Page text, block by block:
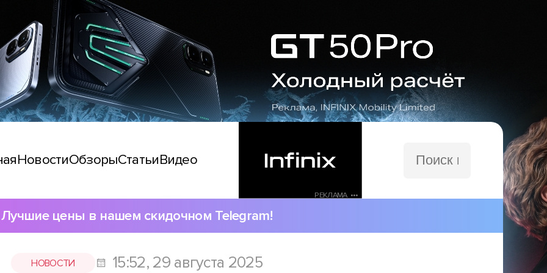
НовостиОбзорыСтатьиВидео
РЕКЛАМА •••
сайту
Лучшие цены в нашем скидочном Telegram!
НОВОСТИ 15:52, 29 августа 2025